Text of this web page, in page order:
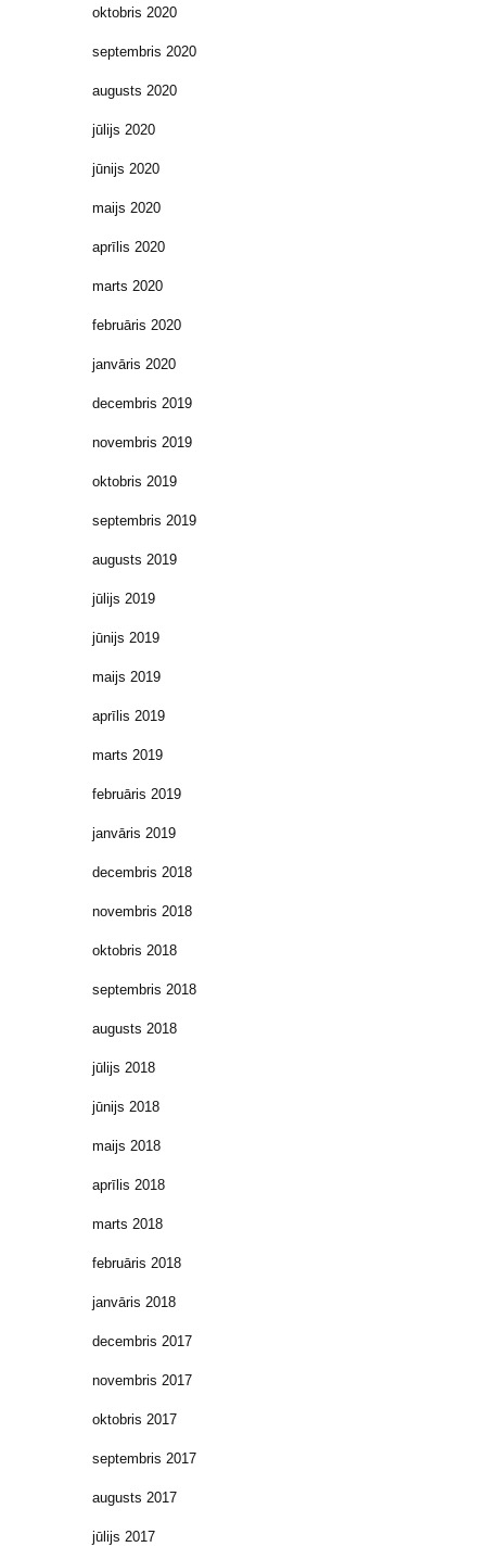
oktobris 2020
septembris 2020
augusts 2020
jūlijs 2020
jūnijs 2020
maijs 2020
aprīlis 2020
marts 2020
februāris 2020
janvāris 2020
decembris 2019
novembris 2019
oktobris 2019
septembris 2019
augusts 2019
jūlijs 2019
jūnijs 2019
maijs 2019
aprīlis 2019
marts 2019
februāris 2019
janvāris 2019
decembris 2018
novembris 2018
oktobris 2018
septembris 2018
augusts 2018
jūlijs 2018
jūnijs 2018
maijs 2018
aprīlis 2018
marts 2018
februāris 2018
janvāris 2018
decembris 2017
novembris 2017
oktobris 2017
septembris 2017
augusts 2017
jūlijs 2017